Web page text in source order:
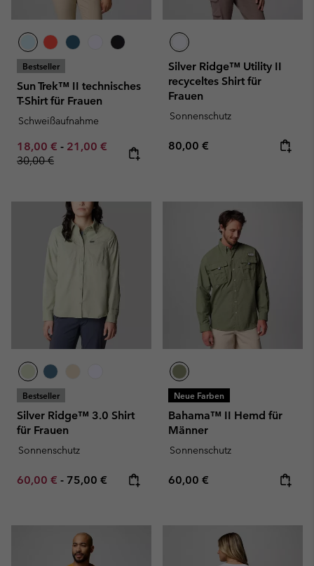
Bestseller
Sun Trek™ II technisches
T-Shirt für Frauen
Schweißaufnahme
Minimum sale price:
18,00 € - Maximum sale price:
21,00 € Regular price:
30,00 €
Silver Ridge™ Utility II
recyceltes Shirt für
Frauen
Sonnenschutz
Regular price:
80,00 €
Bestseller
Silver Ridge™ 3.0 Shirt
für Frauen
Sonnenschutz
Minimum sale price:
60,00 € - Maximum price:
75,00 €
Neue Farben
Bahama™ II Hemd für
Männer
Sonnenschutz
Regular price:
60,00 €